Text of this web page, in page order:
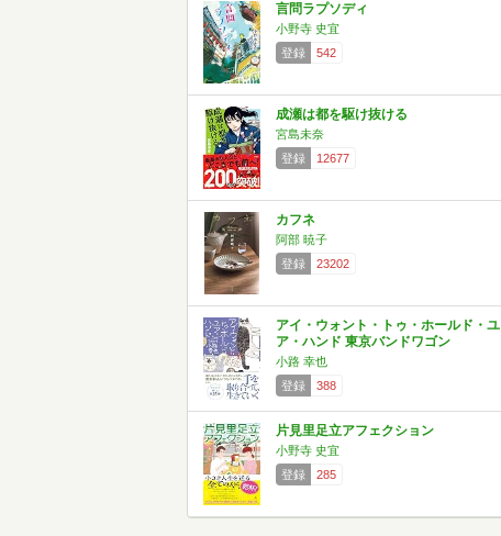
言問ラプソディ
小野寺 史宜
登録
542
成瀬は都を駆け抜ける
宮島未奈
登録
12677
カフネ
阿部 暁子
登録
23202
アイ・ウォント・トゥ・ホールド・ユ
ア・ハンド 東京バンドワゴン
小路 幸也
登録
388
片見里足立アフェクション
小野寺 史宜
登録
285